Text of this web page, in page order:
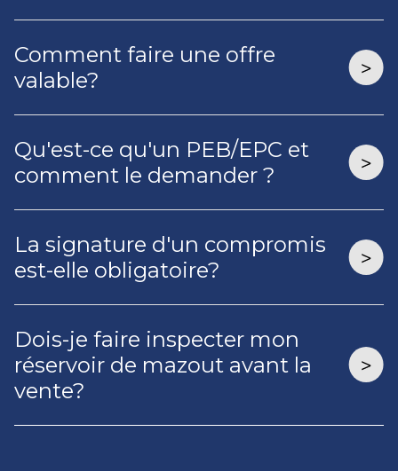
Comment faire une offre
valable?
Qu'est-ce qu'un PEB/EPC et
comment le demander ?
La signature d'un compromis
est-elle obligatoire?
Dois-je faire inspecter mon
réservoir de mazout avant la
vente?